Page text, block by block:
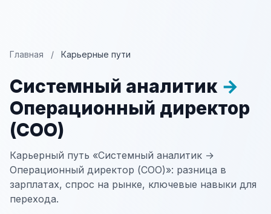
Главная / Карьерные пути
Системный аналитик →
Операционный директор
(COO)
Карьерный путь «Системный аналитик →
Операционный директор (COO)»: разница в
зарплатах, спрос на рынке, ключевые навыки для
перехода.